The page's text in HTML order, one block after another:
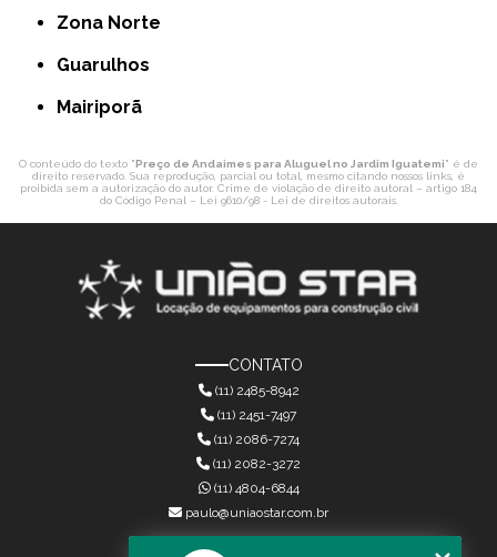
Zona Norte
Guarulhos
Mairiporã
O conteúdo do texto "Preço de Andaimes para Aluguel no Jardim Iguatemi" é de
direito reservado. Sua reprodução, parcial ou total, mesmo citando nossos links, é
proibida sem a autorização do autor. Crime de violação de direito autoral – artigo 184
do Código Penal – Lei 9610/98 - Lei de direitos autorais.
CONTATO
(11) 2485-8942
(11) 2451-7497
(11) 2086-7274
(11) 4804-6844
(11) 2082-3272
paulo@uniaostar.com.br